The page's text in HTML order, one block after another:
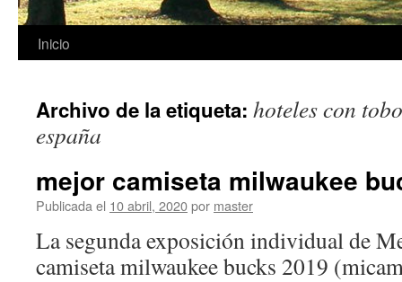
Saltar
contenido
Inicio
Archivo de la etiqueta: hoteles con
españa
mejor camiseta milwaukee
Publicada el 10 abril, 2020por master
La segunda exposición individual de
camiseta milwaukee bucks 2019